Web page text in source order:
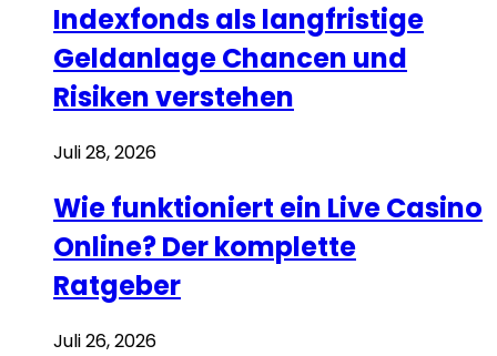
Indexfonds als langfristige
Geldanlage Chancen und
Risiken verstehen
Juli 28, 2026
Wie funktioniert ein Live Casino
Online? Der komplette
Ratgeber
Juli 26, 2026